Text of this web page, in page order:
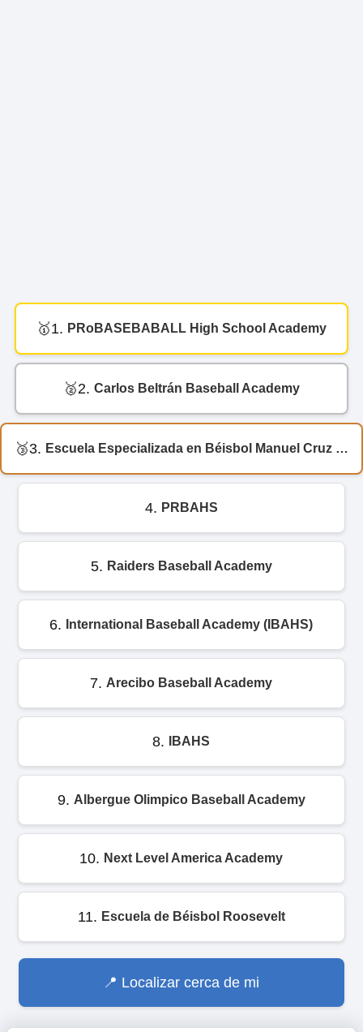
1. PRoBASEBABALL High School Academy
2. Carlos Beltrán Baseball Academy
3. Escuela Especializada en Béisbol Manuel Cruz Maceira
4. PRBAHS
5. Raiders Baseball Academy
6. International Baseball Academy (IBAHS)
7. Arecibo Baseball Academy
8. IBAHS
9. Albergue Olimpico Baseball Academy
10. Next Level America Academy
11. Escuela de Béisbol Roosevelt
Localizar cerca de mi